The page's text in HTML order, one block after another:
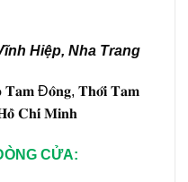
Hiệp, Nha Trang
𝐓𝐚𝐦 Đ𝐨̂𝐧𝐠, 𝐓𝐡𝐨̛́𝐢 𝐓𝐚𝐦
𝐂𝐡𝐢́ 𝐌𝐢𝐧𝐡
CỬA: